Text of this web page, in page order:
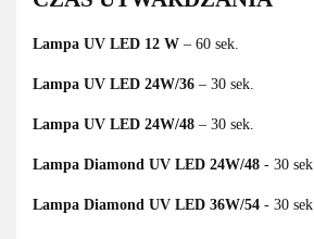
Lampa UV LED 12 W – 60 sek.
Lampa UV LED 24W/36 – 30 sek.
Lampa UV LED 24W/48 – 30 sek.
Lampa Diamond UV LED 24W/48 - 30 sek.
Lampa Diamond UV LED 36W/54 - 30 sek.